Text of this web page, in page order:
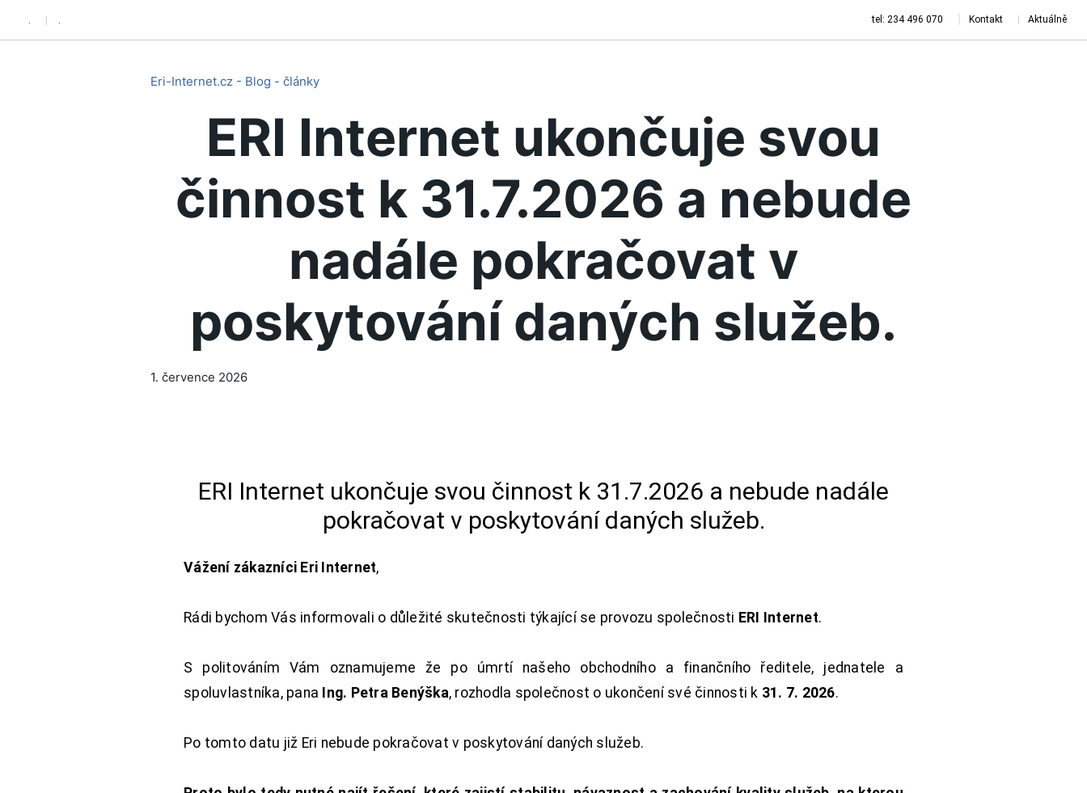
. . tel: 234 496 070 Kontakt Aktuálně
Eri-Internet.cz - Blog - články
ERI Internet ukončuje svou
činnost k 31.7.2026 a nebude
nadále pokračovat v
poskytování daných služeb.
1. července 2026
ERI Internet ukončuje svou činnost k 31.7.2026 a nebude nadále
pokračovat v poskytování daných služeb.
Vážení zákazníci Eri Internet,
Rádi bychom Vás informovali o důležité skutečnosti týkající se provozu společnosti ERI Internet.
S politováním Vám oznamujeme že po úmrtí našeho obchodního a finančního ředitele, jednatele a
spoluvlastníka, pana Ing. Petra Benýška, rozhodla společnost o ukončení své činnosti k 31. 7. 2026.
Po tomto datu již Eri nebude pokračovat v poskytování daných služeb.